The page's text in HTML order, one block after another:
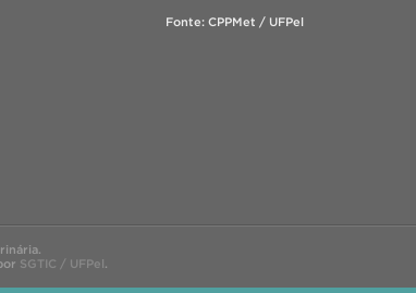
Fonte: CPPMet / UFPel
SGTIC / UFPel .